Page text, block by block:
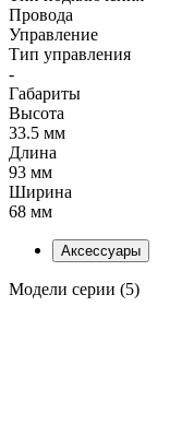
Провода
Управление
Тип управления
-
Габариты
Высота
33.5 мм
Длина
93 мм
Ширина
68 мм
Аксессуары
Модели серии (5)